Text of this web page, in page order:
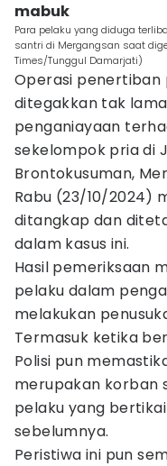
mabuk
Para pelaku yang diduga
santri di Mergangsan saat
Times/Tunggul Damarjati)
Operasi penertiban
ditegakkan tak
penganiayaan
sekelompok pria di
Brontokusuman,
Rabu (23/10/2024)
ditangkap dan
dalam kasus ini.
Hasil pemeriksaan
pelaku dalam
melakukan
Termasuk ketika
Polisi pun
merupakan korban
pelaku yang
sebelumnya.
Peristiwa ini pun